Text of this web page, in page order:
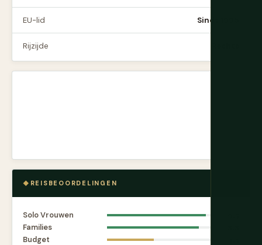
EU-lid Sinds 1995
Rijzijde
REISBEOORDELINGEN
Solo Vrouwen
Families
Budget